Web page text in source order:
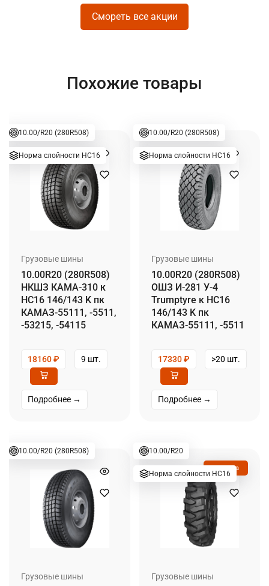
Смореть все акции
Похожие товары
10.00/R20 (280R508)
Норма слойности НС16
Грузовые шины
10.00R20 (280R508)
НКШЗ КАМА-310 к
НС16 146/143 K пк
КАМАЗ-55111, -5511,
-53215, -54115
18160₽ 9 шт.
Подробнее →
10.00/R20 (280R508)
Норма слойности НС16
Грузовые шины
10.00R20 (280R508)
ОШЗ И-281 У-4
Trumptyre к НС16
146/143 K пк
КАМАЗ-55111, -5511
17330₽ >20 шт.
Подробнее →
10.00/R20 (280R508)
Грузовые шины
Новинка
10.00/R20
Норма слойности НС16
Грузовые шины